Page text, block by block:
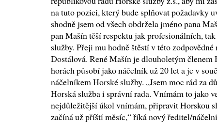
na tuto pozici, který bude splňovat požadavky
shodně jsem od všech obdržela jméno pana
pan Mašín těší respektu jak profesionálních,
služby. Přeji mu hodně štěstí v této
Dostálová. René Mašín je dlouholetým členem
horách působí jako náčelník už 20 let a je v
náčelníkem Horské služby. „Jsem moc rád za
Horská služba i správní rada. Vnímám to jako
nejdůležitější úkol vnímám, připravit Horskou
začíná už příští měsíc,“ říká nový ředitel/